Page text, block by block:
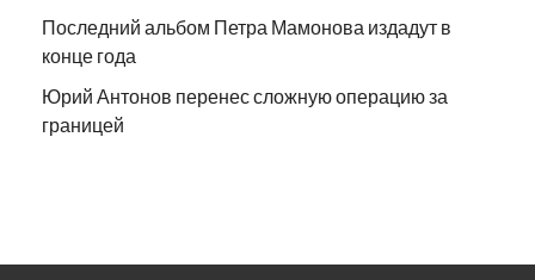
Последний альбом Петра Мамонова издадут в
конце года
Юрий Антонов перенес сложную операцию за
границей